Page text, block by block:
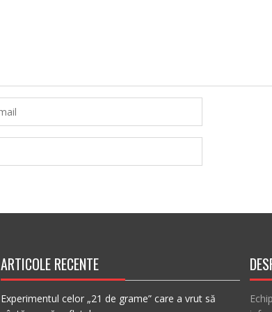
ARTICOLE RECENTE
Experimentul celor „21 de grame” care a vrut să